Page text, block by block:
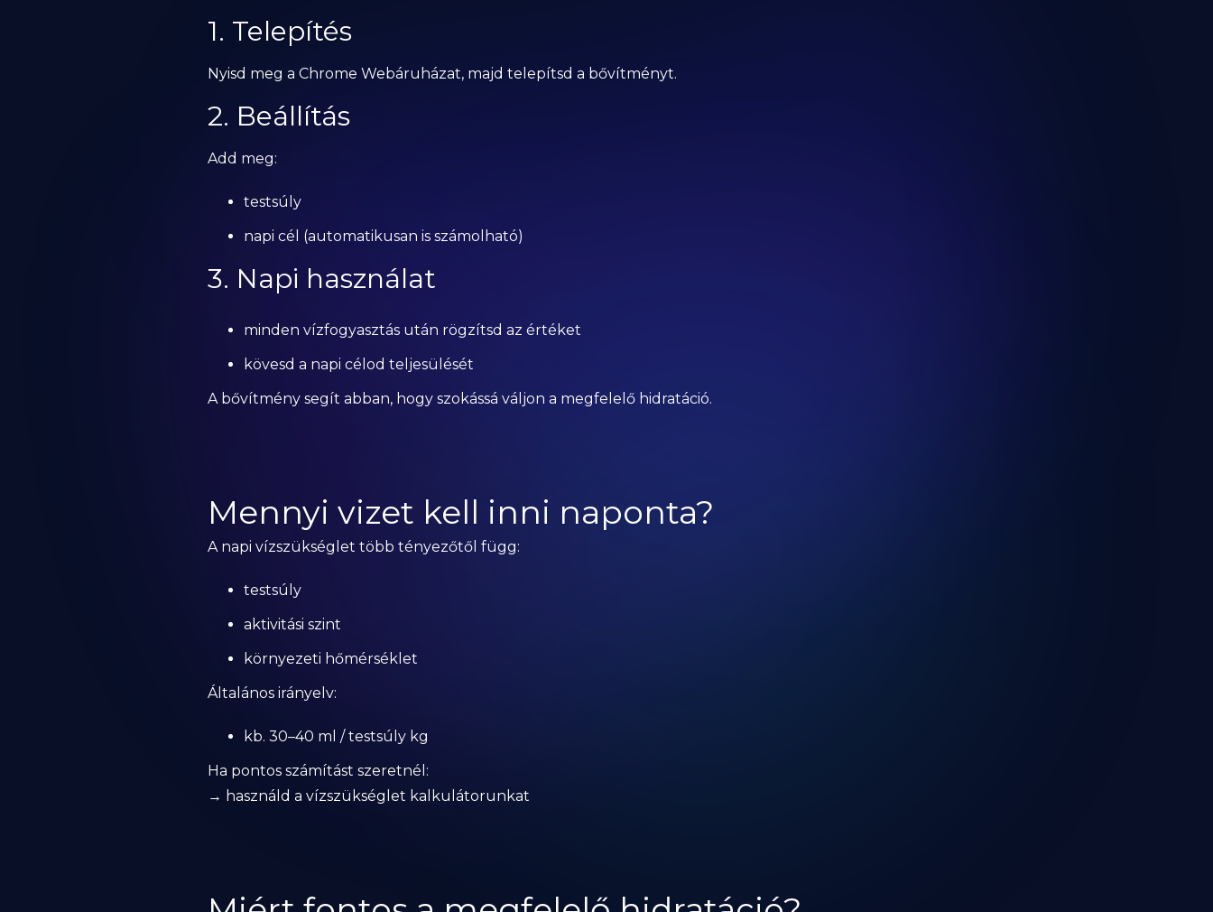
1. Telepítés
Nyisd meg a Chrome Webáruházat, majd telepítsd a bővítményt.
2. Beállítás
Add meg:
testsúly
napi cél (automatikusan is számolható)
3. Napi használat
minden vízfogyasztás után rögzítsd az értéket
kövesd a napi célod teljesülését
A bővítmény segít abban, hogy szokássá váljon a megfelelő hidratáció.
Mennyi vizet kell inni naponta?
A napi vízszükséglet több tényezőtől függ:
testsúly
aktivitási szint
környezeti hőmérséklet
Általános irányelv:
kb. 30–40 ml / testsúly kg
Ha pontos számítást szeretnél:
→ használd a vízszükséglet kalkulátorunkat